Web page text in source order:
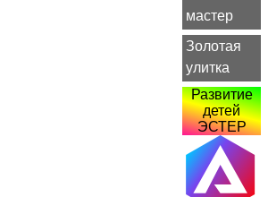
мастер
Золотая
улитка
Развитие
детей
ЭСТЕР